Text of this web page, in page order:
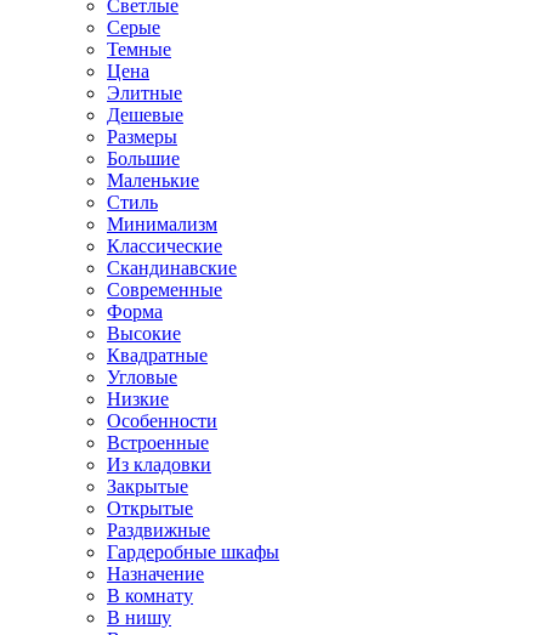
Светлые
Серые
Темные
Цена
Элитные
Дешевые
Размеры
Большие
Маленькие
Стиль
Минимализм
Классические
Скандинавские
Современные
Форма
Высокие
Квадратные
Угловые
Низкие
Особенности
Встроенные
Из кладовки
Закрытые
Открытые
Раздвижные
Гардеробные шкафы
Назначение
В комнату
В нишу